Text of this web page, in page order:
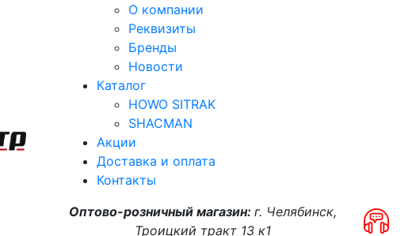
О компании
Реквизиты
Бренды
Новости
Каталог
HOWO SITRAK
SHACMAN
Акции
Доставка и оплата
Контакты
Оптово-розничный магазин: г. Челябинск,
Троицкий тракт 13 к1